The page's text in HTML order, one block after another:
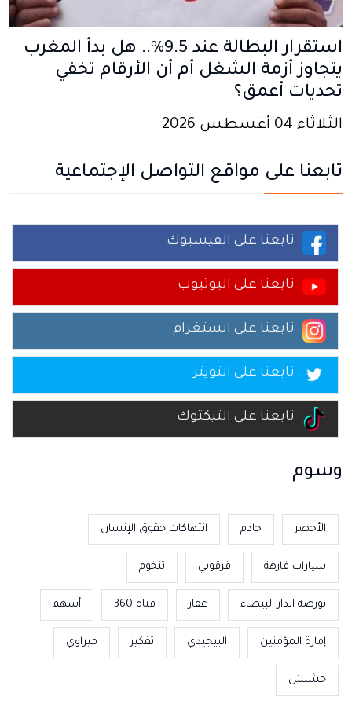
استقرار البطالة عند 9.5%.. هل بدأ المغرب
يتجاوز أزمة الشغل أم أن الأرقام تخفي
تحديات أعمق؟
الثلاثاء 04 أغسطس 2026
تابعنا على مواقع التواصل الإجتماعية
تابعنا على الفيسبوك
تابعنا على اليوتيوب
تابعنا على انستغرام
تابعنا على التويتر
تابعنا على التيكتوك
وسوم
الأخضر خادم انتهاكات حقوق الإنسان
سيارات فارهة قرقوبي تنخوم
بورصة الدار البيضاء عقار قناة 360 أسهم
إمارة المؤمنين البيجيدي تفكير ميراوي
حشيش